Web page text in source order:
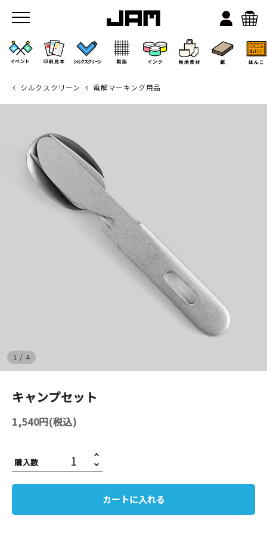
JAMのこと
お店/ワークスペース
シルクスクリーン
雑貨
文房具
シルクスクリーン 電解マーキング用品
1 / 4
キャンプセット
1,540円(税込)
購入数
カートに入れる